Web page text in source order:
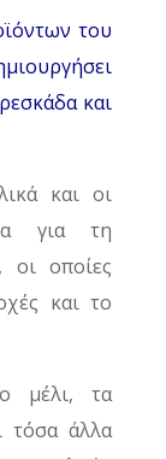
του
και
και οι
για τη
οι οποίες
και το
μέλι, τα
τόσα άλλα